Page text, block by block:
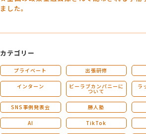
ました。
カテゴリー
プライベート 出張研修
インターン ビーラブカンパニーに
ついて
ラ
SNS事例発表会 勝人塾
AI TikTok